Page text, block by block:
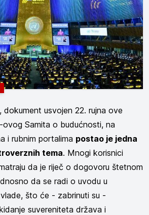
usvojen 22. rujna ove
Samita o budućnosti, na
i rubnim portalima postao je jedna
tema. Mnogi korisnici
da je riječ o dogovoru štetnom
da se radi o uvodu u
što će - zabrinuti su -
suvereniteta država i